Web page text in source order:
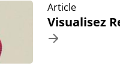
Article
Visualisez